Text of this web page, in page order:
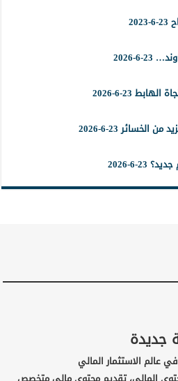
2026
23-6-2026
23-6-2026
6-2026
جديدة
الاستثمار المالي